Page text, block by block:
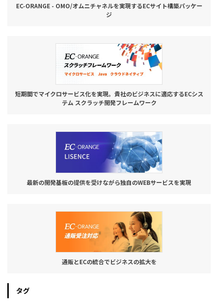
お問い合わせ
EC-ORANGE - OMO/オムニチャネルを実現するECサイト構築パッケー
ジ
短期間でマイクロサービス化を実現。貴社のビジネスに適応するECシス
テム スクラッチ開発フレームワーク
最新の開発基板の提供を受けながら独自のWEBサービスを実現
通販とECの統合でビジネスの拡大を
タグ